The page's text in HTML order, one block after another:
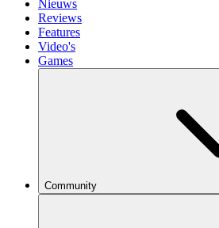
Nieuws
Reviews
Features
Video's
Games
Community